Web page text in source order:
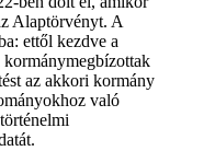
Alaptörvényt. A
ettől kezdve a
az akkori kormány
való